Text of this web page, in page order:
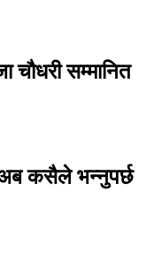
चौधरी सम्मानित
अब कसैले भन्नुपर्छ